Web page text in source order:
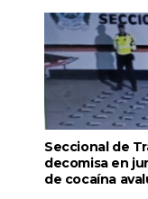
Seccional de
decomisa en
de cocaína